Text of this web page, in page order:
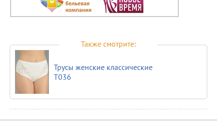
Также смотрите:
Трусы женские классические
Т036